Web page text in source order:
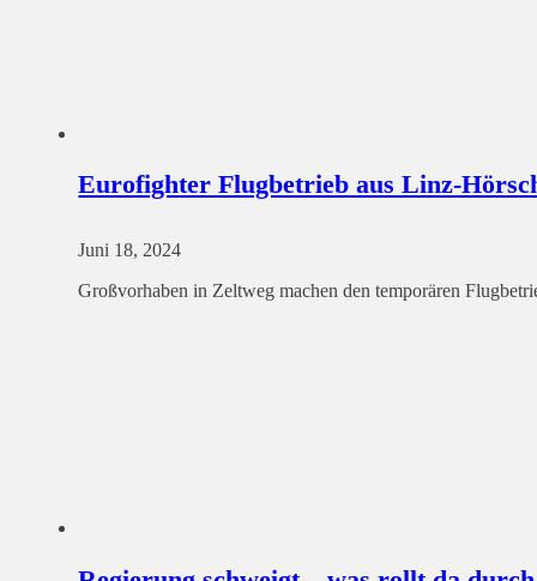
Eurofighter Flugbetrieb aus Linz-
Juni 18, 2024
Großvorhaben in Zeltweg machen den temporären